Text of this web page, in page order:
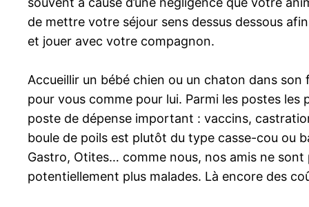
de mettre votre séjour sens dessus dessous
et jouer avec votre compagnon.
Accueillir un bébé chien ou un chaton dans
pour vous comme pour lui. Parmi les postes
poste de dépense important : vaccins,
boule de poils est plutôt du type casse-cou ou
Gastro, Otites… comme nous, nos amis ne sont
potentiellement plus malades. Là encore des